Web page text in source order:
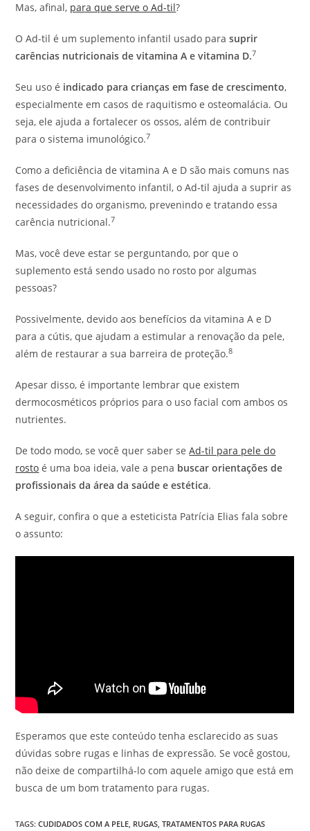
Mas, afinal, para que serve o Ad-til?
O Ad-til é um suplemento infantil usado para suprir
carências nutricionais de vitamina A e vitamina D.7
Seu uso é indicado para crianças em fase de crescimento,
especialmente em casos de raquitismo e osteomalácia. Ou
seja, ele ajuda a fortalecer os ossos, além de contribuir
para o sistema imunológico.7
Como a deficiência de vitamina A e D são mais comuns nas
fases de desenvolvimento infantil, o Ad-til ajuda a suprir as
necessidades do organismo, prevenindo e tratando essa
carência nutricional.7
Mas, você deve estar se perguntando, por que o
suplemento está sendo usado no rosto por algumas
pessoas?
Possivelmente, devido aos benefícios da vitamina A e D
para a cútis, que ajudam a estimular a renovação da pele,
além de restaurar a sua barreira de proteção.8
Apesar disso, é importante lembrar que existem
dermocosméticos próprios para o uso facial com ambos os
nutrientes.
De todo modo, se você quer saber seAd-til para pele do
rosto é uma boa ideia, vale a pena buscar orientações de
profissionais da área da saúde e estética.
A seguir, confira o que a esteticista Patrícia Elias fala sobre
o assunto:
Esperamos que este conteúdo tenha esclarecido as suas
dúvidas sobre rugas e linhas de expressão. Se você gostou,
não deixe de compartilhá-lo com aquele amigo que está em
busca de um bom tratamento para rugas.
TAGS:CUDIDADOS COM A PELE, RUGAS, TRATAMENTOS PARA RUGAS